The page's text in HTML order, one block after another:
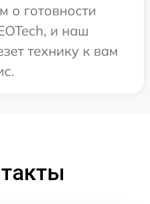
готовности
и наш
технику к вам